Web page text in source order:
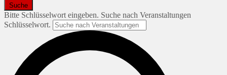
Suche
Bitte Schlüsselwort eingeben. Suche nach Veranstaltungen
Schlüsselwort.